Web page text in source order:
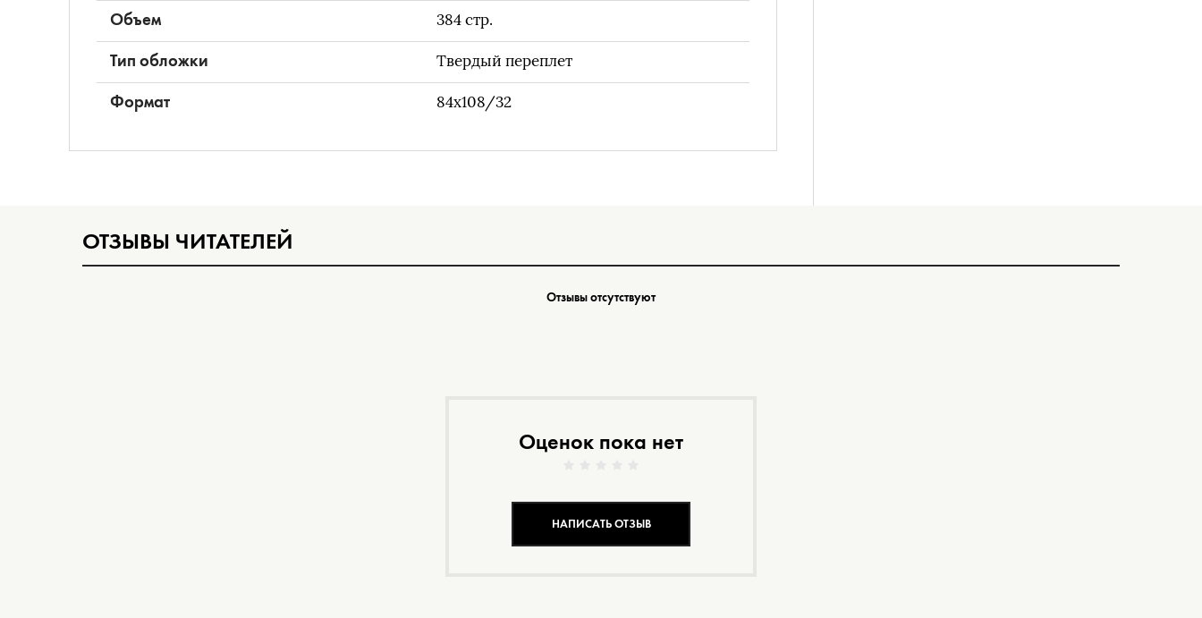
Объем 384стр.
Тип обложки Твердый переплет
Формат 84х108/32
ОТЗЫВЫ ЧИТАТЕЛЕЙ
Отзывы отсутствуют
Оценок пока нет
НАПИСАТЬ ОТЗЫВ